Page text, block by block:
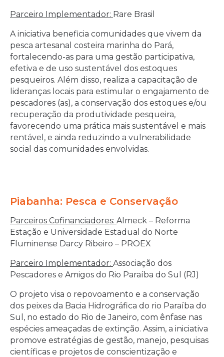
Parceiro Implementador: Rare Brasil
A iniciativa beneficia comunidades que vivem da
pesca artesanal costeira marinha do Pará,
fortalecendo-as para uma gestão participativa,
efetiva e de uso sustentável dos estoques
pesqueiros. Além disso, realiza a capacitação de
lideranças locais para estimular o engajamento de
pescadores (as), a conservação dos estoques e/ou
recuperação da produtividade pesqueira,
favorecendo uma prática mais sustentável e mais
rentável, e ainda reduzindo a vulnerabilidade
social das comunidades envolvidas.
Piabanha: Pesca e Conservação
Parceiros Cofinanciadores: Almeck – Reforma
Estação e Universidade Estadual do Norte
Fluminense Darcy Ribeiro – PROEX
Parceiro Implementador: Associação dos
Pescadores e Amigos do Rio Paraíba do Sul (RJ)
O projeto visa o repovoamento e a conservação
dos peixes da Bacia Hidrográfica do rio Paraíba do
Sul, no estado do Rio de Janeiro, com ênfase nas
espécies ameaçadas de extinção. Assim, a iniciativa
promove estratégias de gestão, manejo, pesquisas
científicas e projetos de conscientização e